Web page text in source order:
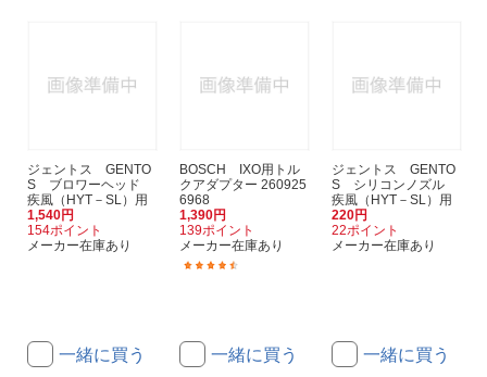
ジェントス GENTO
S ブロワーヘッド
疾風（HYT－SL）用
1,540円
154ポイント
メーカー在庫あり
一緒に買う
BOSCH IXO用トル
クアダプター 260925
6968
1,390円
139ポイント
メーカー在庫あり
一緒に買う
ジェントス GENTO
S シリコンノズル
疾風（HYT－SL）用
220円
22ポイント
メーカー在庫あり
一緒に買う